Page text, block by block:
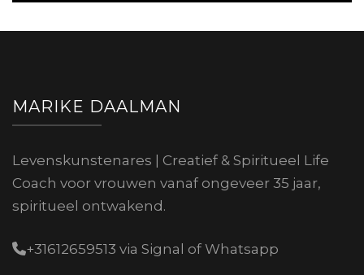
MARIKE DAALMAN
Levenskunstenares | Creatief & Spiritueel Life
Coach voor vrouwen vanaf ongeveer 35 jaar,
spiritueel ontwakend.
+31612659513 via Signal of Whatsapp